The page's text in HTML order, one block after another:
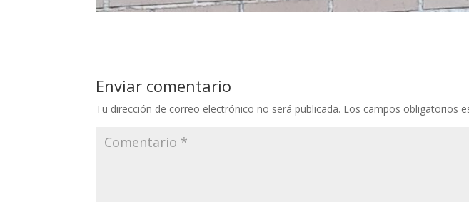
Enviar comentario
Tu dirección de correo electrónico no será publicada. Los campos obligatorios